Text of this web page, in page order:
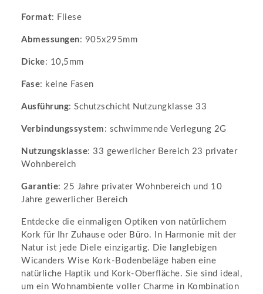
Format: Fliese
Abmessungen: 905x295mm
Dicke: 10,5mm
Fase: keine Fasen
Ausführung: Schutzschicht Nutzungklasse 33
Verbindungssystem : schwimmende Verlegung 2G
Nutzungsklasse: 33 gewerlicher Bereich 23 privater
Wohnbereich
Garantie: 25 Jahre privater Wohnbereich und 10
Jahre gewerlicher Bereich
Entdecke die einmaligen Optiken von natürlichem
Kork für Ihr Zuhause oder Büro. In Harmonie mit der
Natur ist jede Diele einzigartig. Die langlebigen
Wicanders Wise Kork-Bodenbeläge haben eine
natürliche Haptik und Kork-Oberfläche. Sie sind ideal,
um ein Wohnambiente voller Charme in Kombination